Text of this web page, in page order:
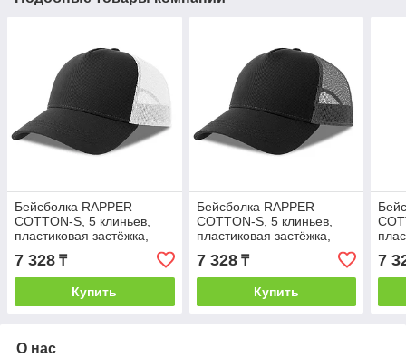
Бейсболка RAPPER
COTTON-S, 5 клиньев,
пластиковая застёжка,
Черный, -, 254179-S.351
7 328 ₸
Купить
Бейсболка RAPPER
COTTON-S, 5 клиньев,
пластиковая застёжка,
Черный, -, 254179-S.3529
7 328₸
Купить
S.25
7
О нас